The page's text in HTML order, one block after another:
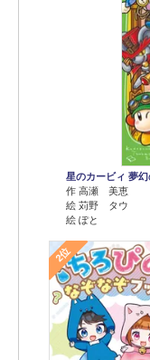
星のカービィ 夢
作 高瀬 美恵
絵 苅野 タウ
絵 ぽと
2位